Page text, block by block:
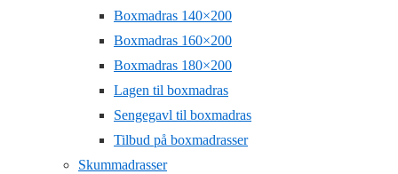
Boxmadras 140×200
Boxmadras 160×200
Boxmadras 180×200
Lagen til boxmadras
Sengegavl til boxmadras
Tilbud på boxmadrasser
Skummadrasser